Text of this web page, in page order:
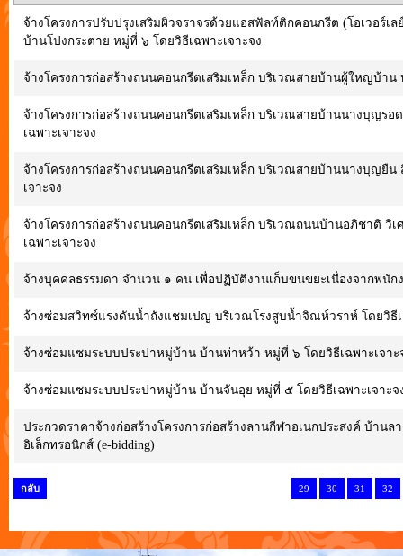
จ้างโครงการปรับปรุงเสริมผิวจราจรด้วยแอสฟัลท์ติกคอนกรีต (โอเวอร์เ
บ้านโป่งกระต่าย หมู่ที่ ๖ โดยวิธีเฉพาะเจาะจง
จ้างโครงการก่อสร้างถนนคอนกรีตเสริมเหล็ก บริเวณสายบ้านผู้ใหญ่บ้า
จ้างโครงการก่อสร้างถนนคอนกรีตเสริมเหล็ก บริเวณสายบ้านนางบุญร
เฉพาะเจาะจง
จ้างโครงการก่อสร้างถนนคอนกรีตเสริมเหล็ก บริเวณสายบ้านนางบุญยื
เจาะจง
จ้างโครงการก่อสร้างถนนคอนกรีตเสริมเหล็ก บริเวณถนนบ้านอภิชาติ วิ
เฉพาะเจาะจง
จ้างบุคคลธรรมดา จำนวน ๑ คน เพื่อปฏิบัติงานเก็บขนขยะเนื่องจากพนัก
จ้างซ่อมสวิทซ์แรงดันน้ำถังแชมเปญ บริเวณโรงสูบน้ำจิณห์วราห์ โดยวิธีเ
จ้างซ่อมแซมระบบประปาหมู่บ้าน บ้านท่าหว้า หมู่ที่ ๖ โดยวิธีเฉพาะเจาะ
จ้างซ่อมแซมระบบประปาหมู่บ้าน บ้านจันอุย หมู่ที่ ๕ โดยวิธีเฉพาะเจาะจ
ประกวดราคาจ้างก่อสร้างโครงการก่อสร้างลานกีฬาอเนกประสงค์ บ้าน
อิเล็กทรอนิกส์ (e-bidding)
กลับ 29 30 31 32